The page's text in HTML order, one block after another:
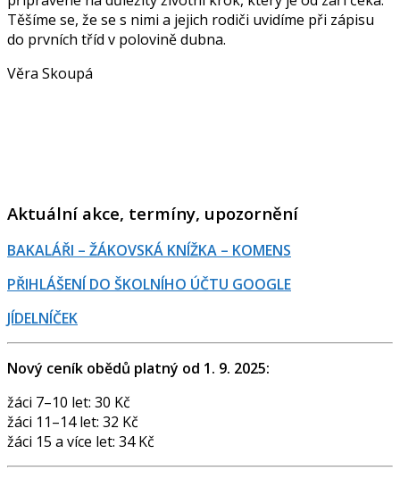
Těšíme se, že se s nimi a jejich rodiči uvidíme při zápisu
do prvních tříd v polovině dubna.
Věra Skoupá
Aktuální akce, termíny, upozornění
BAKALÁŘI – ŽÁKOVSKÁ KNÍŽKA – KOMENS
PŘIHLÁŠENÍ DO ŠKOLNÍHO ÚČTU GOOGLE
JÍDELNÍČEK
Nový ceník obědů platný od 1. 9. 2025:
žáci 7–10 let: 30 Kč
žáci 11–14 let: 32 Kč
žáci 15 a více let: 34 Kč